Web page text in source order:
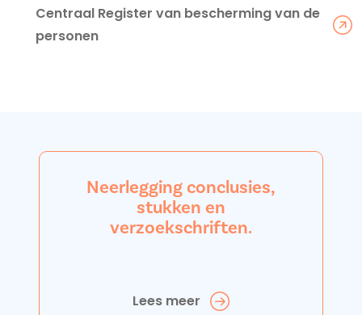
Centraal Register van bescherming van de
personen
Neerlegging conclusies,
stukken en
verzoekschriften.
Lees meer